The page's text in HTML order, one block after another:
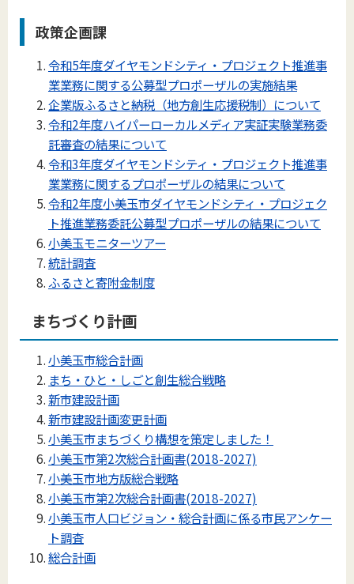
政策企画課
令和5年度ダイヤモンドシティ・プロジェクト推進事
業業務に関する公募型プロポーザルの実施結果
企業版ふるさと納税（地方創生応援税制）について
令和2年度ハイパーローカルメディア実証実験業務委
託審査の結果について
令和3年度ダイヤモンドシティ・プロジェクト推進事
業業務に関するプロポーザルの結果について
令和2年度小美玉市ダイヤモンドシティ・プロジェク
ト推進業務委託公募型プロポーザルの結果について
小美玉モニターツアー
統計調査
ふるさと寄附金制度
まちづくり計画
小美玉市総合計画
まち・ひと・しごと創生総合戦略
新市建設計画
新市建設計画変更計画
小美玉市まちづくり構想を策定しました！
小美玉市第2次総合計画書(2018-2027)
小美玉市地方版総合戦略
小美玉市第2次総合計画書(2018-2027)
小美玉市人口ビジョン・総合計画に係る市民アンケー
ト調査
総合計画